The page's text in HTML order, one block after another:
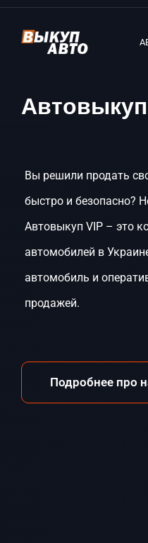
Вы решили продать
быстро и безопасно?
Автовыкуп VIP – это
автомобилей в
автомобиль и
продажей.
Подробнее про